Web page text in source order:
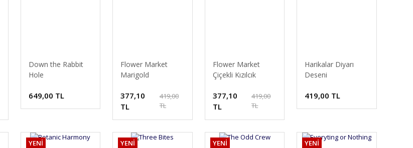
Down the Rabbit
Hole
649,00 TL
Flower Market
Marigold
377,10
TL
419,00
TL
Flower Market
Çiçekli Kızılcık
377,10
TL
419,00
TL
Harikalar Diyarı
Deseni
419,00 TL
YENİ YENİ YENİ YENİ